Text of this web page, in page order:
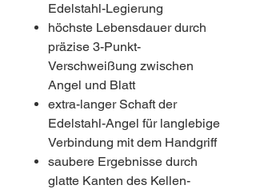
Edelstahl-Legierung
höchste Lebensdauer durch
präzise 3-Punkt-
Verschweißung zwischen
Angel und Blatt
extra-langer Schaft der
Edelstahl-Angel für langlebige
Verbindung mit dem Handgriff
saubere Ergebnisse durch
glatte Kanten des Kellen-